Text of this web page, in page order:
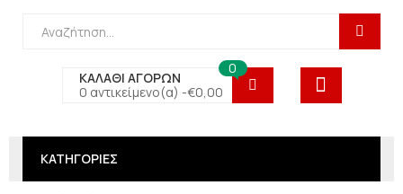
ΚΑΛΑΘΙ ΑΓΟΡΩΝ
0 αντικείμενο(α) -€0,00
0
ΚΑΤΗΓΟΡΙΕΣ